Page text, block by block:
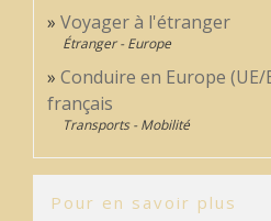
Voyager à l'étranger
Étranger - Europe
Conduire en Europe (UE/
français
Transports - Mobilité
Pour en savoir plus